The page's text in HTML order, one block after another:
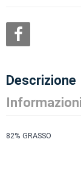
Descrizione
82% GRASSO